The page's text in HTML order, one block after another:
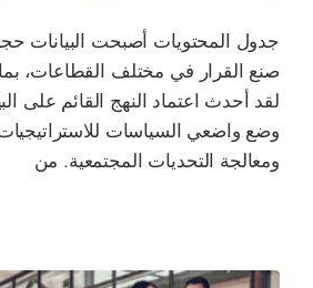
جدول المحتويات أصبحت البيانات
صنع القرار في مختلف القطاعات،
لقد أحدث اعتماد النهج القائم على
وضع واضعي السياسات
ومعالجة التحديات المجتمعية. من